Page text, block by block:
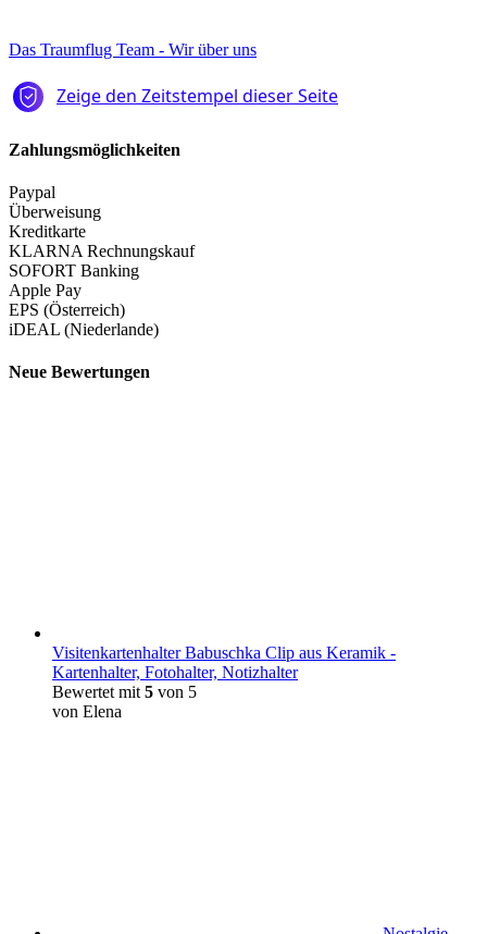
Das Traumflug Team - Wir über uns
Zahlungsmöglichkeiten
Paypal
Überweisung
Kreditkarte
KLARNA Rechnungskauf
SOFORT Banking
Apple Pay
EPS (Österreich)
iDEAL (Niederlande)
Neue Bewertungen
Visitenkartenhalter Babuschka Clip aus Keramik -
Kartenhalter, Fotohalter, Notizhalter
Bewertet mit 5 von 5
von Elena